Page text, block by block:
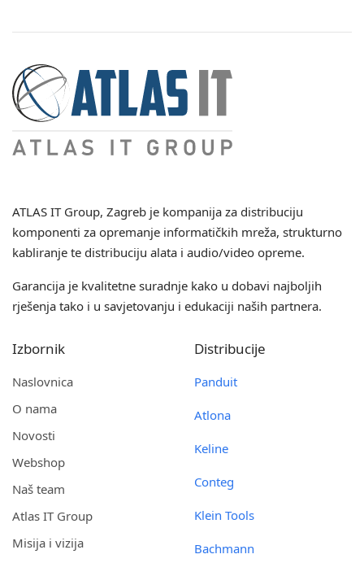
ATLAS IT Group, Zagreb je kompanija za distribuciju
komponenti za opremanje informatičkih mreža, strukturno
kabliranje te distribuciju alata i audio/video opreme.
Garancija je kvalitetne suradnje kako u dobavi najboljih
rješenja tako i u savjetovanju i edukaciji naših partnera.
Izbornik
Naslovnica
O nama
Novosti
Webshop
Naš team
Atlas IT Group
Misija i vizija
Distribucije
Panduit
Atlona
Keline
Conteg
Klein Tools
Bachmann